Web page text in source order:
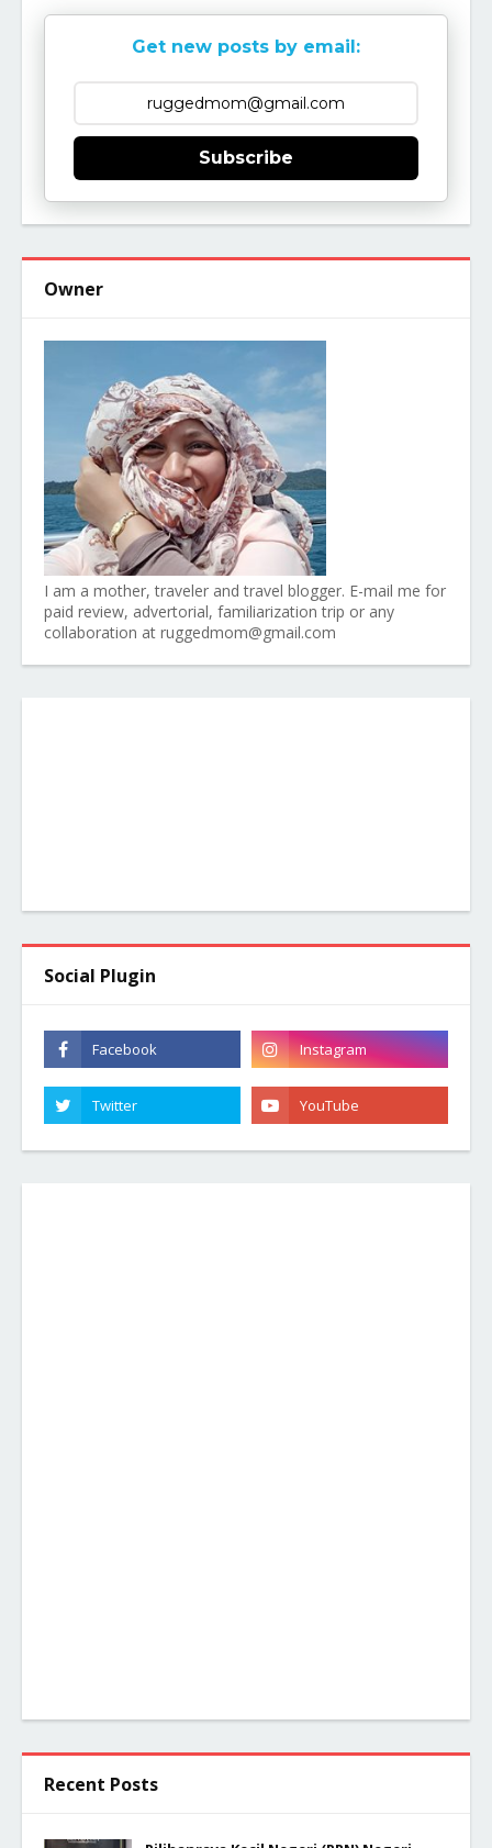
Get new posts by email:
Subscribe
Owner
I am a mother, traveler and travel blogger. E-mail me for
paid review, advertorial, familiarization trip or any
collaboration at ruggedmom@gmail.com
Social Plugin
Recent Posts